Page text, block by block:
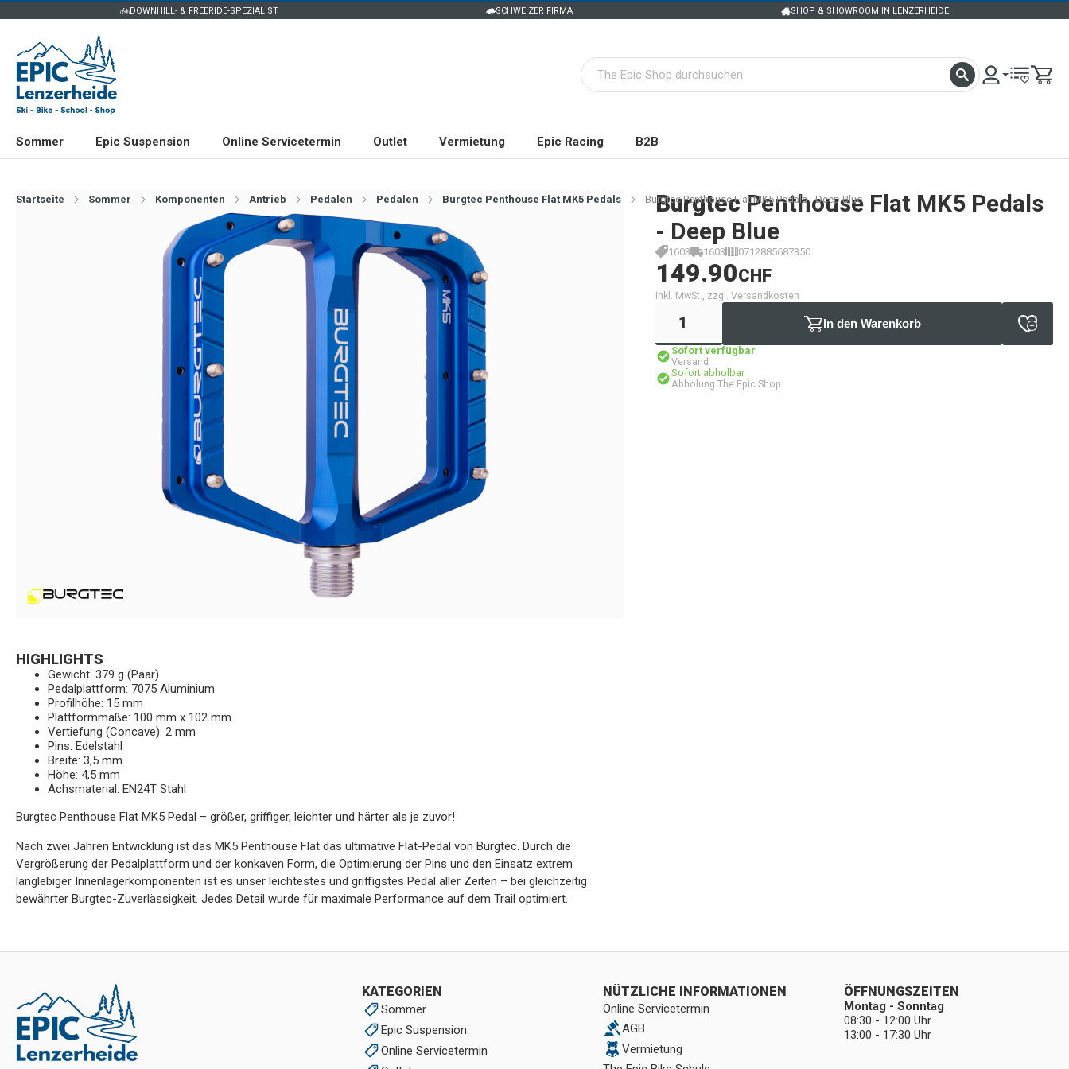
DOWNHILL- & FREERIDE-SPEZIALIST SCHWEIZER FIRMA SHOP & SHOWROOM IN LENZERHEIDE
Sommer Epic Suspension Online Servicetermin Outlet Vermietung Epic Racing B2B
Startseite Sommer Komponenten Antrieb Pedalen Pedalen Burgtec Penthouse Flat MK5 Pedals Burgtec Penthouse Flat MK5 Pedals - Deep Blue
Burgtec Penthouse Flat MK5 Pedals
- Deep Blue
1603 1603 0712885687350
149.90CHF
inkl. MwSt., zzgl. Versandkosten
In den Warenkorb
Sofort verfügbar
Versand
Sofort abholbar
Abholung The Epic Shop
HIGHLIGHTS
Gewicht: 379 g (Paar)
Pedalplattform: 7075 Aluminium
Profilhöhe: 15 mm
Plattformmaße: 100 mm x 102 mm
Vertiefung (Concave): 2 mm
Pins: Edelstahl
Breite: 3,5 mm
Höhe: 4,5 mm
Achsmaterial: EN24T Stahl
Burgtec Penthouse Flat MK5 Pedal – größer, griffiger, leichter und härter als je zuvor!
Nach zwei Jahren Entwicklung ist das MK5 Penthouse Flat das ultimative Flat-Pedal von Burgtec. Durch die
Vergrößerung der Pedalplattform und der konkaven Form, die Optimierung der Pins und den Einsatz extrem
langlebiger Innenlagerkomponenten ist es unser leichtestes und griffigstes Pedal aller Zeiten – bei gleichzeitig
bewährter Burgtec-Zuverlässigkeit. Jedes Detail wurde für maximale Performance auf dem Trail optimiert.
KATEGORIEN
Sommer
Epic Suspension
Online Servicetermin
NÜTZLICHE INFORMATIONEN
Online Servicetermin
AGB
Vermietung
ÖFFNUNGSZEITEN
Montag - Sonntag
08:30 - 12:00 Uhr
13:00 - 17:30 Uhr